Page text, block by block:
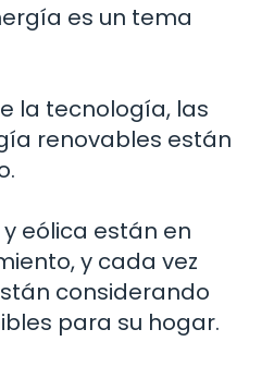
es un tema
la tecnología, las
renovables están
eólica están en
y cada vez
considerando
para su hogar.